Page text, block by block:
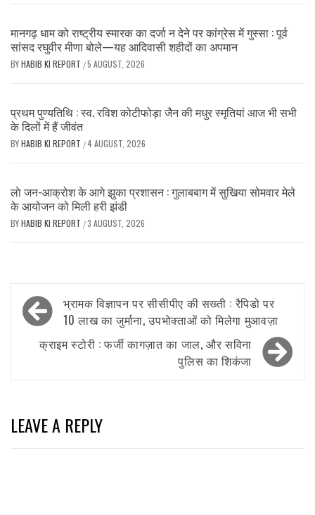
मानगढ़ धाम को राष्ट्रीय स्मारक का दर्जा न देने पर कांग्रेस में गुस्सा : पूर्व
सांसद रघुवीर मीणा बोले—यह आदिवासी शहीदों का अपमान
BYHABIB KI REPORT /5 AUGUST, 2026
प्रथम पुण्यतिथि : स्व. रविश कोटीफोड़ा जैन की मधुर स्मृतियां आज भी सभी
के दिलों में हैं जीवंत
BYHABIB KI REPORT /4 AUGUST, 2026
लाे जन-आक्रोश के आगे झुका प्रशासन : गुलाबबाग में सुखिया सोमवार मेले
के आयोजन को मिली हरी झंडी
BYHABIB KI REPORT /3 AUGUST, 2026
Post
navigation
भ्रामक विज्ञापन पर सीसीपीए की सख्ती : रैपिडो पर
10 लाख का जुर्माना, उपभोक्ताओं को मिलेगा मुआवज़ा
क्राइम स्टोरी : फर्जी कागज़ात का जाल, और सविना
पुलिस का शिकंजा
LEAVE A REPLY